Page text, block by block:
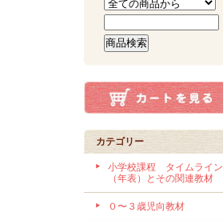
カテゴリー
小学校課程 タイムライン
（年表）とその関連教材
０〜３歳児向教材